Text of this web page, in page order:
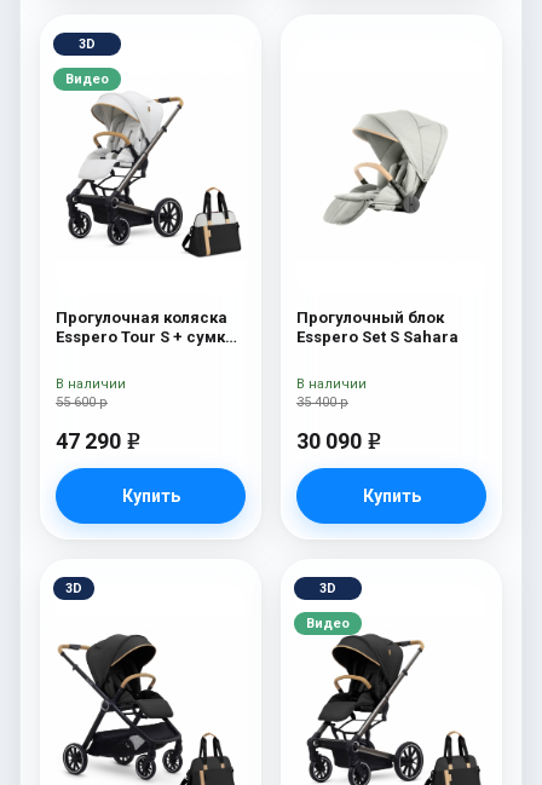
3D
Видео
Прогулочная коляска
Esspero Tour S + сумка
55 600 р
47 290 e
Купить
В наличии
Прогулочный блок
Esspero Set S Sahara
35 400 р
30 090 e
Купить
В наличии
3D 3D
Видео